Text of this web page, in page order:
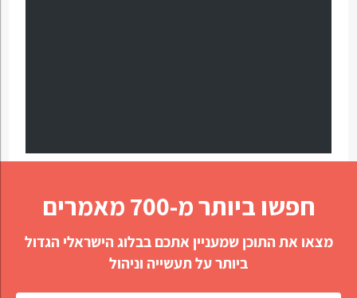
חפשו ביותר מ-700 מאמרים
מצאו את התוכן שמעניין אתכם בבלוג הישראלי הגדול
ביותר על תעשייה וניהול